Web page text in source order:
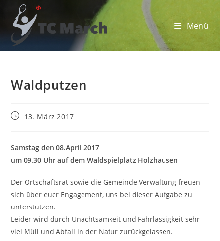
Inhalt
springen
Menü
Waldputzen
Beitrag13. März 2017
Samstag den 08.April 2017
um 09.30 Uhr auf dem Waldspielplatz Holzhausen
Der Ortschaftsrat sowie die Gemeinde Verwaltung freuen
sich über euer Engagement, uns bei dieser Aufgabe zu
unterstützen.
Leider wird durch Unachtsamkeit und Fahrlässigkeit sehr
viel Müll und Abfall in der Natur zurückgelassen.